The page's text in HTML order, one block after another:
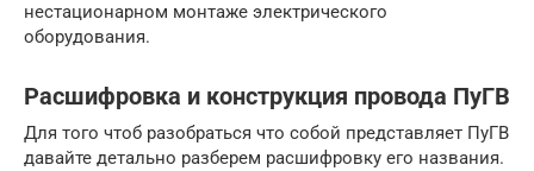
нестационарном монтаже электрического
оборудования.
Расшифровка и конструкция провода ПуГВ
Для того чтоб разобраться что собой представляет ПуГВ
давайте детально разберем расшифровку его названия.